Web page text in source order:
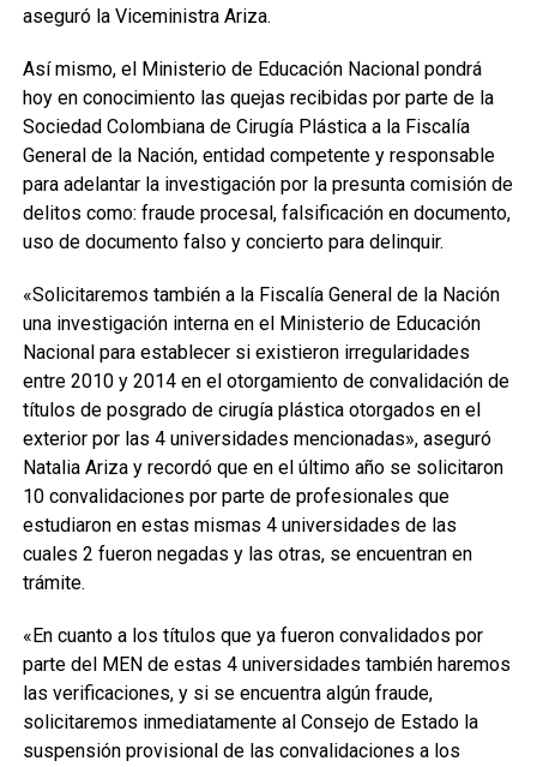
aseguró la Viceministra Ariza.
Así mismo, el Ministerio de Educación Nacional pondrá
hoy en conocimiento las quejas recibidas por parte de la
Sociedad Colombiana de Cirugía Plástica a la Fiscalía
General de la Nación, entidad competente y responsable
para adelantar la investigación por la presunta comisión de
delitos como: fraude procesal, falsificación en documento,
uso de documento falso y concierto para delinquir.
«Solicitaremos también a la Fiscalía General de la Nación
una investigación interna en el Ministerio de Educación
Nacional para establecer si existieron irregularidades
entre 2010 y 2014 en el otorgamiento de convalidación de
títulos de posgrado de cirugía plástica otorgados en el
exterior por las 4 universidades mencionadas», aseguró
Natalia Ariza y recordó que en el último año se solicitaron
10 convalidaciones por parte de profesionales que
estudiaron en estas mismas 4 universidades de las
cuales 2 fueron negadas y las otras, se encuentran en
trámite.
«En cuanto a los títulos que ya fueron convalidados por
parte del MEN de estas 4 universidades también haremos
las verificaciones, y si se encuentra algún fraude,
solicitaremos inmediatamente al Consejo de Estado la
suspensión provisional de las convalidaciones a los